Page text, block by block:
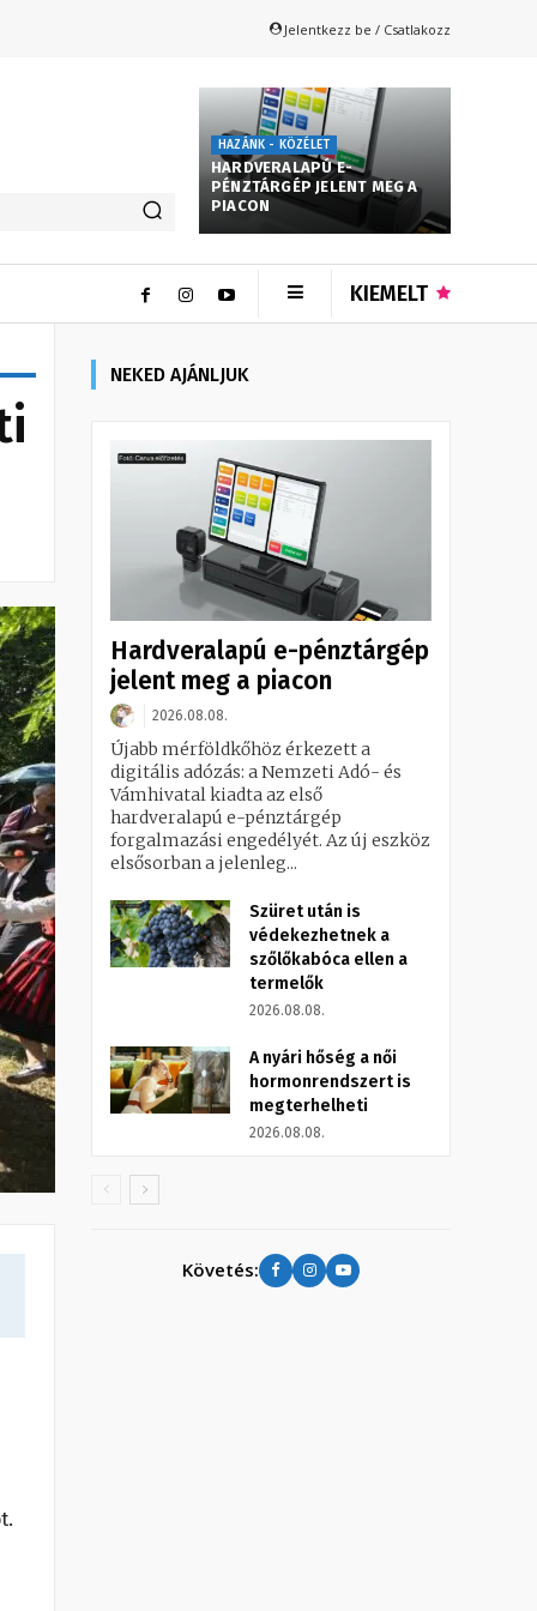
Jelentkezz be / Csatlakozz
HAZÁNK - KÖZÉLET
HARDVERALAPÚ E-
PÉNZTÁRGÉP JELENT MEG A
PIACON
KIEMELT
NEKED AJÁNLJUK
Hardveralapú e-pénztárgép
jelent meg a piacon
2026.08.08.
Újabb mérföldkőhöz érkezett a
digitális adózás: a Nemzeti Adó- és
Vámhivatal kiadta az első
hardveralapú e-pénztárgép
forgalmazási engedélyét. Az új eszköz
elsősorban a jelenleg...
Szüret után is
védekezhetnek a
szőlőkabóca ellen a
termelők
2026.08.08.
A nyári hőség a női
hormonrendszert is
megterhelheti
2026.08.08.
Követés: